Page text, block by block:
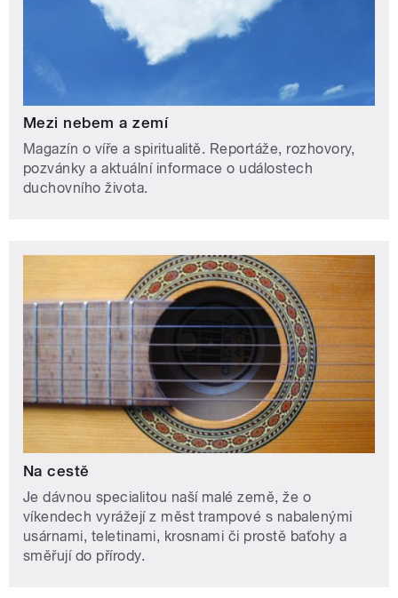
Mezi nebem a zemí
Magazín o víře a spiritualitě. Reportáže, rozhovory,
pozvánky a aktuální informace o událostech
duchovního života.
Na cestě
Je dávnou specialitou naší malé země, že o
víkendech vyrážejí z měst trampové s nabalenými
usárnami, teletinami, krosnami či prostě baťohy a
směřují do přírody.